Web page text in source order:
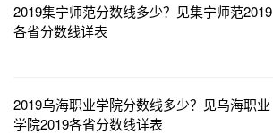
2019集宁师范分数线多少？见集宁师范2019
各省分数线详表
2019乌海职业学院分数线多少？见乌海职业
学院2019各省分数线详表